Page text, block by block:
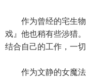
作为曾经的宅生物
戏』他也稍有些涉猎。
结合自己的工作，一
作为文静的女魔法